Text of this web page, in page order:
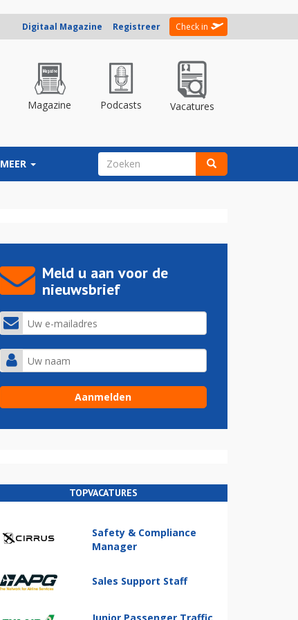
Digitaal Magazine Registreer Check in
Magazine Podcasts Vacatures
MEER ZOEKVELD
Meld u aan voor de
nieuwsbrief
TOPVACATURES
Safety & Compliance
Manager
Sales Support Staff